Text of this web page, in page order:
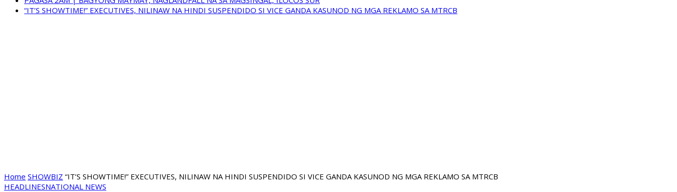
“IT’S SHOWTIME!” EXECUTIVES, NILINAW NA HINDI SUSPENDIDO SI VICE GANDA KASUNOD NG MGA REKLAMO SA MTRCB
Home SHOWBIZ “IT’S SHOWTIME!” EXECUTIVES, NILINAW NA HINDI SUSPENDIDO SI VICE GANDA KASUNOD NG MGA REKLAMO SA MTRCB
HEADLINESNATIONAL NEWS